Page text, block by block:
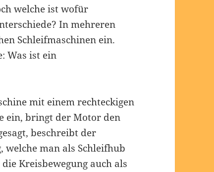
welche ist wofür
In mehreren
Schleifmaschinen ein.
Was ist ein
mit einem rechteckigen
ein, bringt der Motor den
beschreibt der
welche man als Schleifhub
Kreisbewegung auch als